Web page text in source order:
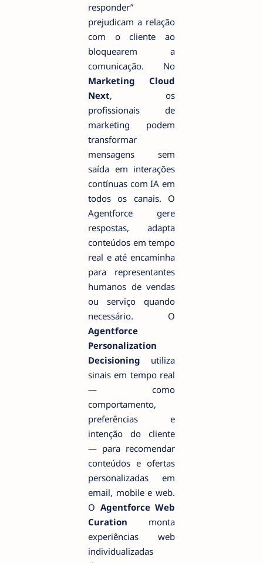
responder”
prejudicam a relação
com o cliente ao
bloquearem a
comunicação. No
Marketing Cloud
Next, os
profissionais de
marketing podem
transformar
mensagens sem
saída em interações
contínuas com IA em
todos os canais. O
Agentforce gere
respostas, adapta
conteúdos em tempo
real e até encaminha
para representantes
humanos de vendas
ou serviço quando
necessário. O
Agentforce
Personalization
Decisioning utiliza
sinais em tempo real
— como
comportamento,
preferências e
intenção do cliente
— para recomendar
conteúdos e ofertas
personalizadas em
email, mobile e web.
O Agentforce Web
Curation monta
experiências web
individualizadas